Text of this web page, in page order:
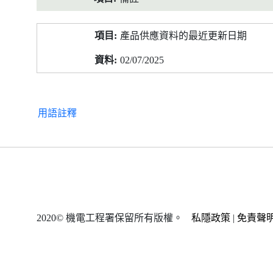
產品供應資料的最近更新日期
02/07/2025
用語註釋
2020© 機電工程署保留所有版權。 私隱政策 | 免責聲